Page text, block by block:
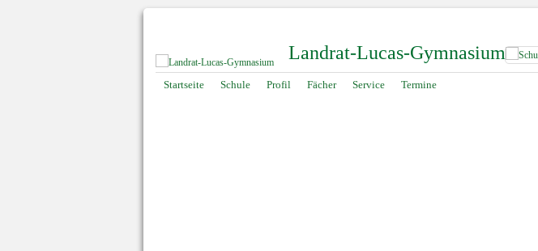
Landrat-Lucas-Gymnasium
Navigation
Startseite Schule Profil Fächer Service Termine